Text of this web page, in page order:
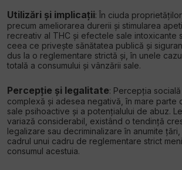
Utilizări și implicații: În ciuda
precum ameliorarea durerii și stimularea
recreativ al THC și efectele sale intoxicante
ceea ce privește sănătatea publică și
dus la o reglementare strictă și, în unele
totală a consumului și vânzării sale.
Percepție și legalitate: Percepția
complexă și adesea negativă, în mare parte
sale psihoactive și a potențialului de abuz.
variază considerabil, existând o tendință
legalizare sau decriminalizare în anumite
cadrul unui cadru de reglementare strict
consumul acestuia.